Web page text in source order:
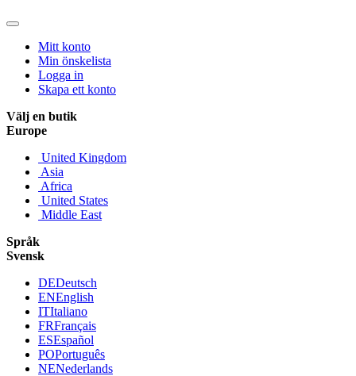
Mitt konto
Min önskelista
Logga in
Skapa ett konto
Välj en butik
Europe
United Kingdom
Asia
Africa
United States
Middle East
Språk
Svensk
DEDeutsch
ENEnglish
ITItaliano
FRFrançais
ESEspañol
POPortuguês
NENederlands